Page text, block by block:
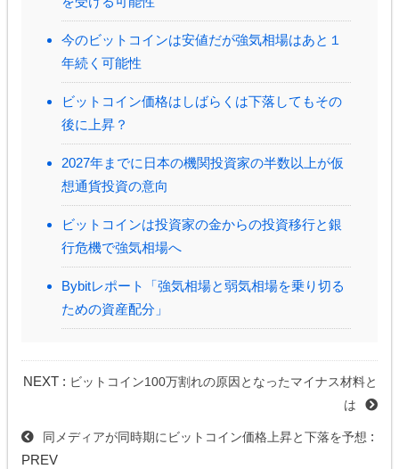
今のビットコインは安値だが強気相場はあと１
年続く可能性
ビットコイン価格はしばらくは下落してもその
後に上昇？
2027年までに日本の機関投資家の半数以上が仮
想通貨投資の意向
ビットコインは投資家の金からの投資移行と銀
行危機で強気相場へ
Bybitレポート「強気相場と弱気相場を乗り切る
ための資産配分」
NEXT : ビットコイン100万割れの原因となったマイナス材料と
は
同メディアが同時期にビットコイン価格上昇と下落を予想 :
PREV